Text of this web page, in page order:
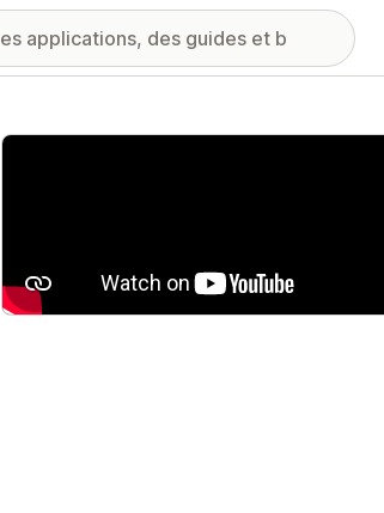
Galerie d’images vedette